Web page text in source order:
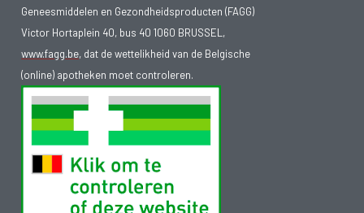
Geneesmiddelen en Gezondheidsproducten (FAGG)
Victor Hortaplein 40, bus 40 1060 BRUSSEL,
www.fagg.be, dat de wettelikheid van de Belgische
(online) apotheken moet controleren.